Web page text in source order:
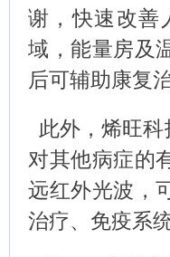
谢，快速改善
域，能量房及
后可辅助康复治
此外，烯旺
对其他病症的
远红外光波，
治疗、免疫系